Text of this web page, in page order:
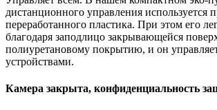
дистанционного управления используется
переработанного пластика. При этом его
благодаря заподлицо закрывающейся
полиуретановому покрытию, и он
устройствами.
Камера закрыта, конфиденциальность